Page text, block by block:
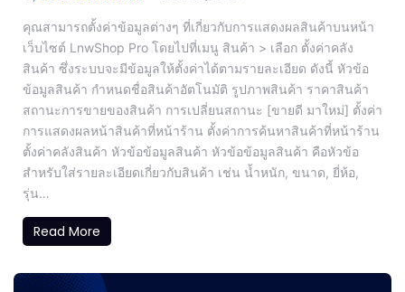
คุณสามารถตั้งค่าข้อมูลต่างๆ ที่เกี่ยวกับการแสดงผลสินค้าบนหน้า
เว็บไซต์ LnwShop Pro โดยไปที่เมนู สินค้า > เลือก ตั้งค่าคลัง
สินค้า ซึ่งระบบจะมีข้อมูลให้ตั้งค่าได้ตามรายละเอียด ดังนี้ หัวข้อ
ข้อมูลสินค้า กำหนดชื่อสินค้าอัตโนมัติ รูปภาพสินค้า ราคาสินค้า
สถานะการขายของสินค้า การเปลี่ยนสถานะ [ขายดี มาใหม่] ตั้งค่า
การแสดงผลหน้าสินค้าที่หน้าร้าน ตั้งค่าการค้นหาสินค้าที่หน้าร้าน
ตั้งค่าคลังสินค้า หัวข้อข้อมูลสินค้า หัวข้อข้อมูลสินค้า คือหัวข้อ
สำหรับใส่รายละเอียดเกี่ยวกับสินค้า เช่น น้ำหนัก, ขนาด, ยี่ห้อ,
รุ่น…
Read More